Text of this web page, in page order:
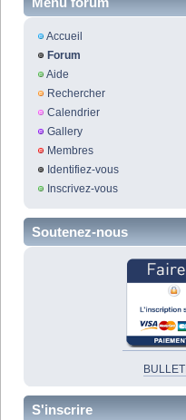
Accueil
Forum
Aide
Rechercher
Calendrier
Gallery
Membres
Identifiez-vous
Inscrivez-vous
Soutenez-nous
S'inscrire